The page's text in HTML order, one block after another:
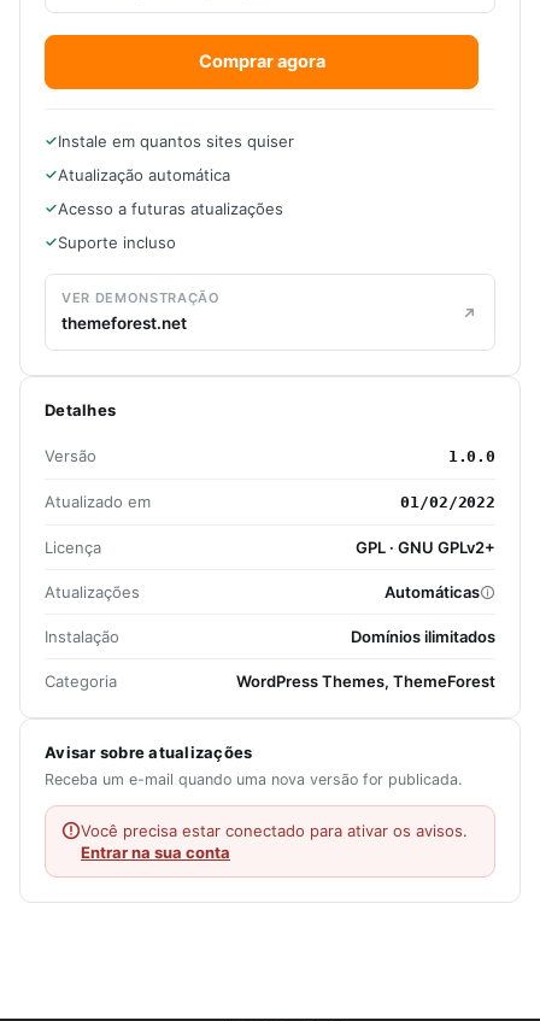
Comprar agora
Instale em quantos sites quiser
Atualização automática
Acesso a futuras atualizações
Suporte incluso
VER DEMONSTRAÇÃO
themeforest.net
Detalhes
Versão 1.0.0
Atualizado em 01/02/2022
Licença GPL · GNU GPLv2+
Atualizações Automáticas
Instalação Domínios ilimitados
Categoria WordPress Themes, ThemeForest
Avisar sobre atualizações
Receba um e-mail quando uma nova versão for publicada.
Você precisa estar conectado para ativar os avisos.
Entrar na sua conta